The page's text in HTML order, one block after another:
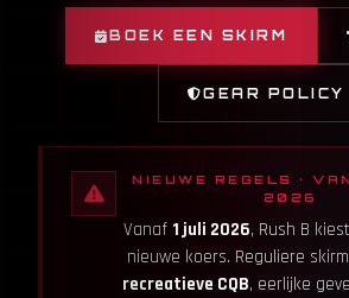
BOEK EEN SKIRM
GEAR POLICY
NIEUWE REGELS ·
2026
Vanaf 1 juli 2026, Rush B
nieuwe koers. Reguliere
recreatieve CQB, eerlijke